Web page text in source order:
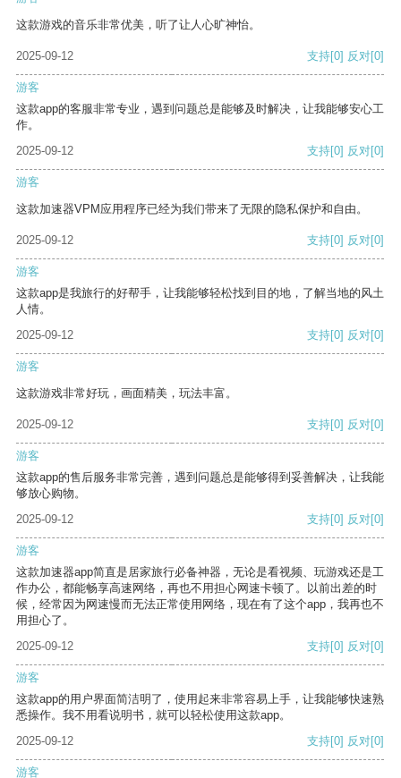
这款游戏的音乐非常优美，听了让人心旷神怡。
2025-09-12 支持[0] 反对[0]
游客
这款app的客服非常专业，遇到问题总是能够及时解决，让我能够安心工
作。
2025-09-12
支持[0] 反对[0]
游客
这款加速器VPM应用程序已经为我们带来了无限的隐私保护和自由。
2025-09-12 支持[0] 反对[0]
游客
这款app是我旅行的好帮手，让我能够轻松找到目的地，了解当地的风土
人情。
2025-09-12
支持[0] 反对[0]
游客
这款游戏非常好玩，画面精美，玩法丰富。
2025-09-12 支持[0] 反对[0]
游客
这款app的售后服务非常完善，遇到问题总是能够得到妥善解决，让我能
够放心购物。
2025-09-12
支持[0] 反对[0]
游客
这款加速器app简直是居家旅行必备神器，无论是看视频、玩游戏还是工
作办公，都能畅享高速网络，再也不用担心网速卡顿了。以前出差的时
候，经常因为网速慢而无法正常使用网络，现在有了这个app，我再也不
用担心了。
2025-09-12
支持[0] 反对[0]
游客
这款app的用户界面简洁明了，使用起来非常容易上手，让我能够快速熟
悉操作。我不用看说明书，就可以轻松使用这款app。
2025-09-12
支持[0] 反对[0]
游客